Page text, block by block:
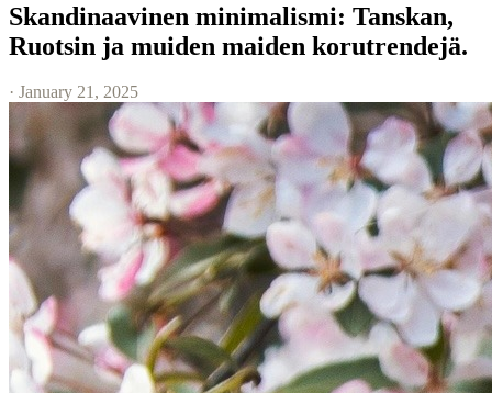
Skandinaavinen minimalismi: Tanskan,
Ruotsin ja muiden maiden korutrendejä.
· January 21, 2025